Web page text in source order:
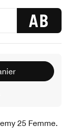
AB
25 Femme.